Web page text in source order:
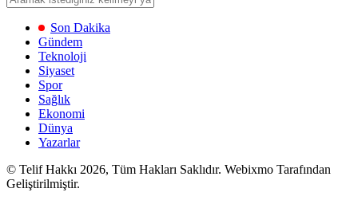
Son Dakika
Gündem
Teknoloji
Siyaset
Spor
Sağlık
Ekonomi
Dünya
Yazarlar
© Telif Hakkı 2026, Tüm Hakları Saklıdır. Webixmo Tarafından
Geliştirilmiştir.